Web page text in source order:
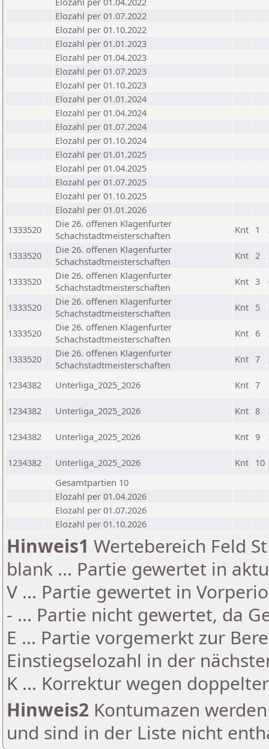
Elozahl per 01.07.2022
Elozahl per 01.10.2022
Elozahl per 01.01.2023
Elozahl per 01.04.2023
Elozahl per 01.07.2023
Elozahl per 01.10.2023
Elozahl per 01.01.2024
Elozahl per 01.04.2024
Elozahl per 01.07.2024
Elozahl per 01.10.2024
Elozahl per 01.01.2025
Elozahl per 01.04.2025
Elozahl per 01.07.2025
Elozahl per 01.10.2025
Elozahl per 01.01.2026
1333520
Die 26. offenen Klagenfurter
Schachstadtmeisterschaften
Knt 1
1333520
Die 26. offenen Klagenfurter
Schachstadtmeisterschaften
Knt 2
1333520
Die 26. offenen Klagenfurter
Schachstadtmeisterschaften
Knt 3
1333520
Die 26. offenen Klagenfurter
Schachstadtmeisterschaften
Knt 5
1333520
Die 26. offenen Klagenfurter
Schachstadtmeisterschaften
Knt 6
1333520
Die 26. offenen Klagenfurter
Schachstadtmeisterschaften
Knt 7
1234382 Unterliga_2025_2026 Knt 7
1234382 Unterliga_2025_2026 Knt 8
1234382 Unterliga_2025_2026 Knt 9
1234382 Unterliga_2025_2026 Knt 10
Gesamtpartien 10
Elozahl per 01.04.2026
Elozahl per 01.07.2026
Elozahl per 01.10.2026
Hinweis1 Wertebereich Feld
blank ... Partie gewertet in
V ... Partie gewertet in
- ... Partie nicht gewertet, da
E ... Partie vorgemerkt zur
Einstiegselozahl in der
K ... Korrektur wegen
Hinweis2 Kontumazen
und sind in der Liste nicht